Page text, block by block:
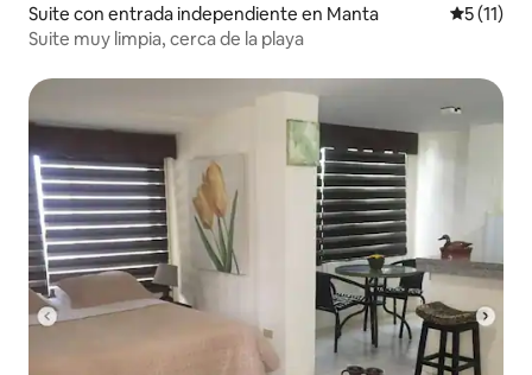
Suite con entrada independiente en Manta
5 (11)
Suite muy limpia, cerca de la playa